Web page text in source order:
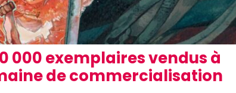
000 exemplaires vendus à
de commercialisation